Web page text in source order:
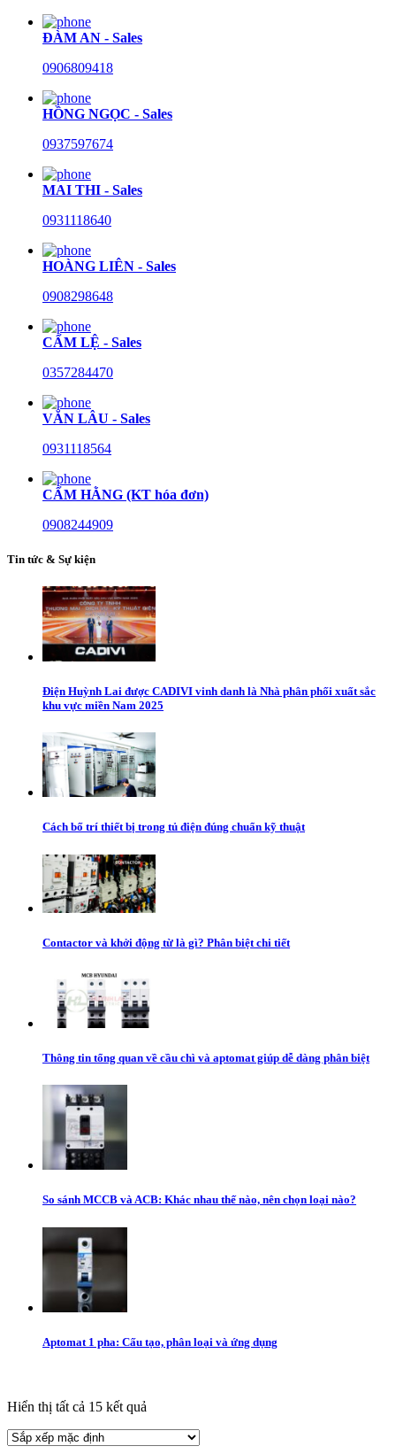
ĐÀM AN - Sales
0906809418
HỒNG NGỌC - Sales
0937597674
MAI THI - Sales
0931118640
HOÀNG LIÊN - Sales
0908298648
CẨM LỆ - Sales
0357284470
VĂN LÂU - Sales
0931118564
CẨM HẰNG (KT hóa đơn)
0908244909
Tin tức & Sự kiện
Điện Huỳnh Lai được CADIVI vinh danh là Nhà phân phối xuất sắc
khu vực miền Nam 2025
Cách bố trí thiết bị trong tủ điện đúng chuẩn kỹ thuật
Contactor và khởi động từ là gì? Phân biệt chi tiết
Thông tin tổng quan về cầu chì và aptomat giúp dễ dàng phân biệt
So sánh MCCB và ACB: Khác nhau thế nào, nên chọn loại nào?
Aptomat 1 pha: Cấu tạo, phân loại và ứng dụng
Hiển thị tất cả 15 kết quả